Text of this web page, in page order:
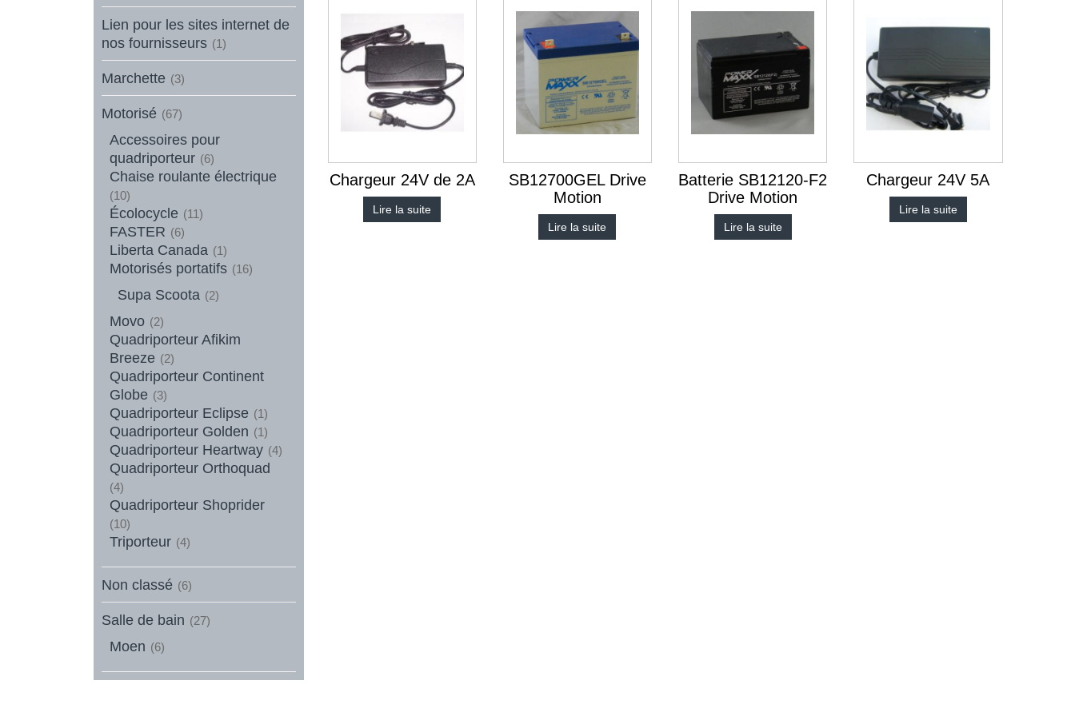
Lien pour les sites internet de
nos fournisseurs (1)
Marchette (3)
Motorisé (67)
Accessoires pour
quadriporteur (6)
Chaise roulante électrique
(10)
Écolocycle (11)
FASTER (6)
Liberta Canada (1)
Motorisés portatifs (16)
Supa Scoota (2)
Movo (2)
Quadriporteur Afikim
Breeze (2)
Quadriporteur Continent
Globe (3)
Quadriporteur Eclipse (1)
Quadriporteur Golden (1)
Quadriporteur Heartway (4)
Quadriporteur Orthoquad
(4)
Quadriporteur Shoprider
(10)
Triporteur (4)
Non classé (6)
Salle de bain (27)
Moen (6)
Chargeur 24V de 2A
Lire la suite
SB12700GEL Drive
Motion
Lire la suite
Batterie SB12120-F2
Drive Motion
Lire la suite
Chargeur 24V 5A
Lire la suite